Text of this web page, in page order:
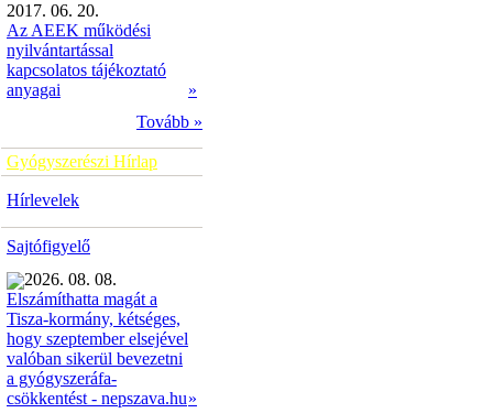
2017. 06. 20.
Az AEEK működési
nyilvántartással
kapcsolatos tájékoztató
anyagai
»
Tovább »
Gyógyszerészi Hírlap
Hírlevelek
Sajtófigyelő
2026. 08. 08.
Elszámíthatta magát a
Tisza-kormány, kétséges,
hogy szeptember elsejével
valóban sikerül bevezetni
a gyógyszeráfa-
csökkentést - nepszava.hu»